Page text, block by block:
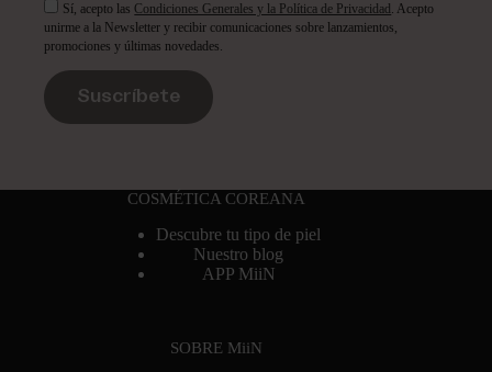
Sí, acepto lasCondiciones Generales y la Política de Privacidad . Acepto
unirme a la Newsletter y recibir comunicaciones sobre lanzamientos,
promociones y últimas novedades.
Suscríbete
COSMÉTICA COREANA
Descubre tu tipo de piel
Nuestro blog
APP MiiN
SOBRE MiiN